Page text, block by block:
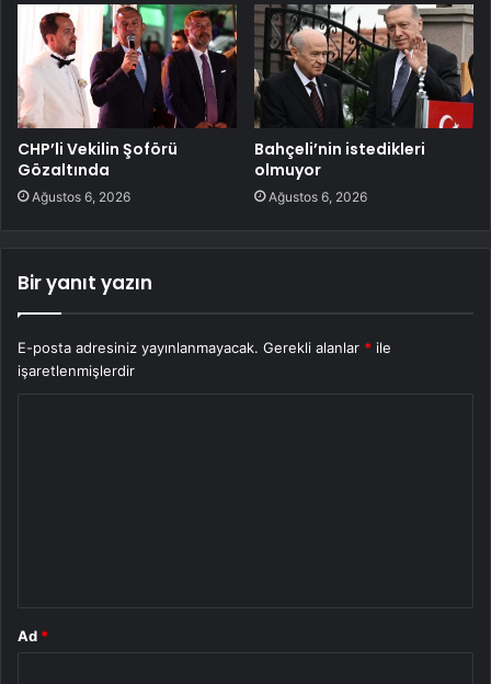
CHP’li Vekilin Şoförü
Gözaltında
Ağustos 6, 2026
Bahçeli’nin istedikleri
olmuyor
Ağustos 6, 2026
Bir yanıt yazın
E-posta adresiniz yayınlanmayacak. Gerekli alanlar * ile
işaretlenmişlerdir
Ad *